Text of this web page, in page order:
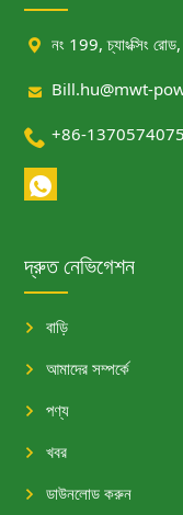
 নং 199, চ্যাংক্সিং রোড,
 Bill.hu@mwt-
 +86-
দ্রুত নেভিগেশন
বাড়ি
আমাদের সম্পর্কে
পণ্য
খবর
ডাউনলোড করুন